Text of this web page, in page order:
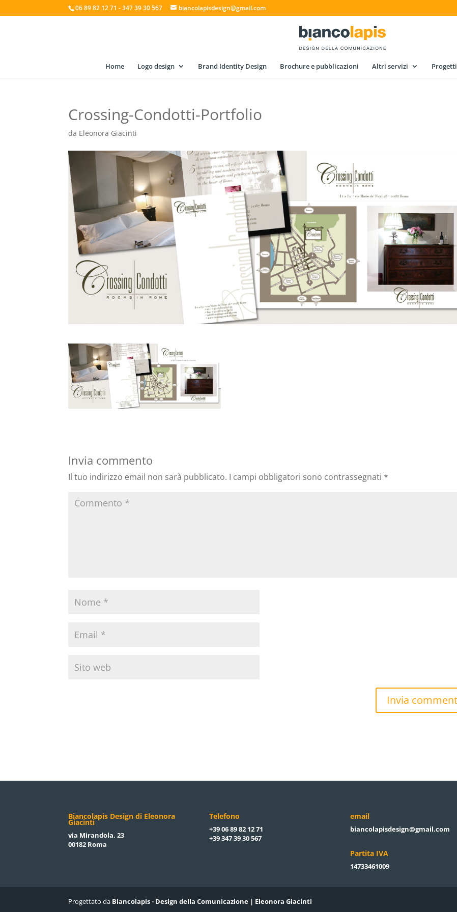
06 89 82 12 71 - 347 39 30 567 biancolapisdesign@gmail.com
Home Logo design Brand Identity Design Brochure e pubblicazioni Altri servizi Progetti
Crossing-Condotti-Portfolio
da Eleonora Giacinti
Invia commento
Il tuo indirizzo email non sarà pubblicato. I campi obbligatori sono contrassegnati *
Biancolapis Design di Eleonora
Giacinti
via Mirandola, 23
00182 Roma
Telefono
+39 06 89 82 12 71
+39 347 39 30 567
email
biancolapisdesign@gmail.com
Partita IVA
14733461009
Progettato da Biancolapis - Design della Comunicazione | Eleonora Giacinti